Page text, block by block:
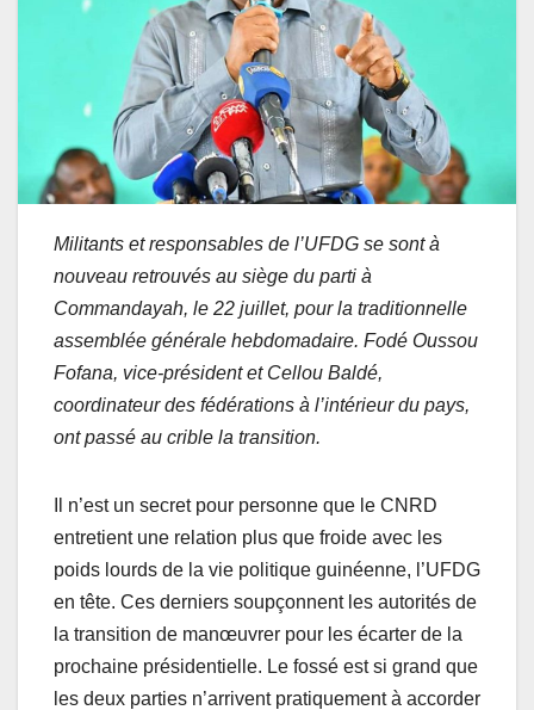
Militants et responsables de l’UFDG se sont à
nouveau retrouvés au siège du parti à
Commandayah, le 22 juillet, pour la traditionnelle
assemblée générale hebdomadaire. Fodé Oussou
Fofana, vice-président et Cellou Baldé,
coordinateur des fédérations à l’intérieur du pays,
ont passé au crible la transition.
Il n’est un secret pour personne que le CNRD
entretient une relation plus que froide avec les
poids lourds de la vie politique guinéenne, l’UFDG
en tête. Ces derniers soupçonnent les autorités de
la transition de manœuvrer pour les écarter de la
prochaine présidentielle. Le fossé est si grand que
les deux parties n’arrivent pratiquement à accorder